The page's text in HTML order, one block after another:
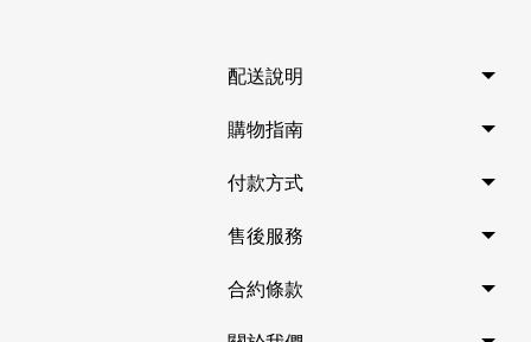
配送說明
購物指南
付款方式
售後服務
合約條款